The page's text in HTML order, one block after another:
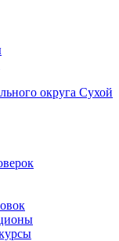
округа Сухой